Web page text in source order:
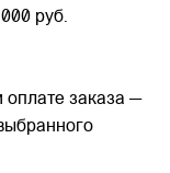
руб.
заказа —